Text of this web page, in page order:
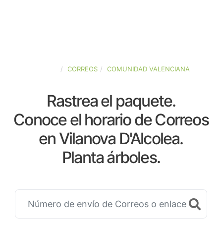
CORREOS COMUNIDAD VALENCIANA
Rastrea el paquete.
Conoce el horario de Correos
en Vilanova D'Alcolea.
Planta árboles.